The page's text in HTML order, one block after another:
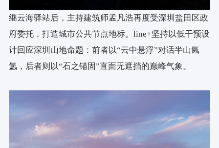
施工周期：2024/07 -至今
结构：混凝土板柱剪力墙
材料：钢筋混凝土、UHPC高性能混凝土仿石肌理
继云海驿站后，主持建筑师孟凡浩再度受深圳盐田区政
府委托，打造城市公共节点地标。line+坚持以低干预设
计回应深圳山地命题：前者以“云中悬浮”对话半山氤
氲，后者则以“石之锚固”直面无遮挡的巅峰气象。